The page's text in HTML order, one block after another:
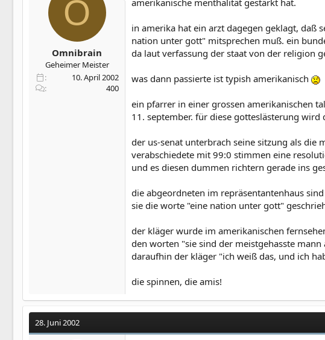
O
Omnibrain
Geheimer Meister
10. April 2002
400
amerikanische menthalität gestärkt hat.
in amerika hat ein arzt dagegen geklagt, daß
nation unter gott" mitsprechen muß. ein
da laut verfassung der staat von der religion
was dann passierte ist typish amerikanisch
ein pfarrer in einer grossen amerikanischen
11. september. für diese gotteslästerung
der us-senat unterbrach seine sitzung als die
verabschiedete mit 99:0 stimmen eine
und es diesen dummen richtern gerade ins
die abgeordneten im repräsentantenhaus
sie die worte "eine nation unter gott"
der kläger wurde im amerikanischen
den worten "sie sind der meistgehasste
daraufhin der kläger "ich weiß das, und ich
die spinnen, die amis!
28. Juni 2002